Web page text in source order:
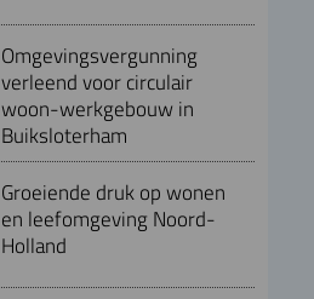
Omgevingsvergunning
verleend voor circulair
woon-werkgebouw in
Buiksloterham
Groeiende druk op wonen
en leefomgeving Noord-
Holland